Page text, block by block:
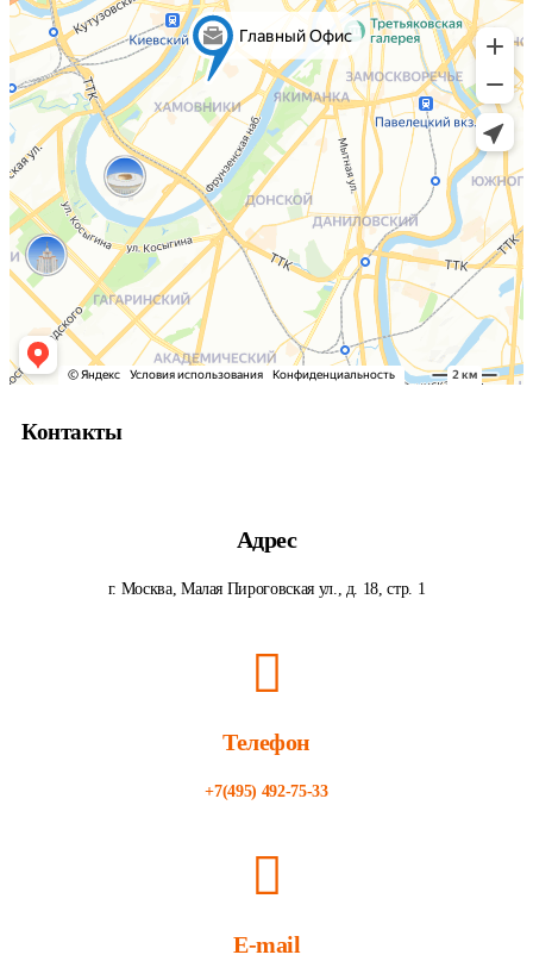
Контакты
Адрес
г. Москва, Малая Пироговская ул., д. 18, стр. 1
Телефон
+7(495) 492-75-33
E-mail